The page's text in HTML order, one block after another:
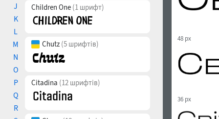
J
K
L
M
N
O
P
Q
R
Children One (1 шрифт)
Chutz (5 шрифтів)
Citadina (12 шрифтів)
48 px
36 px